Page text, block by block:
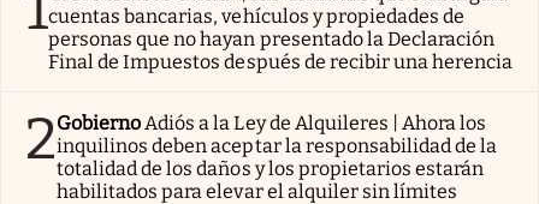
cuentas bancarias, vehículos y propiedades de
personas que no hayan presentado la Declaración
Final de Impuestos después de recibir una herencia
2GobiernoAdiós a la Ley de Alquileres | Ahora los
inquilinos deben aceptar la responsabilidad de la
totalidad de los daños y los propietarios estarán
habilitados para elevar el alquiler sin límites